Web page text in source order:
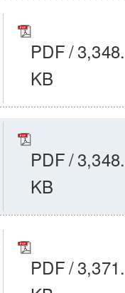
PDF/
KB
PDF/
KB
PDF/